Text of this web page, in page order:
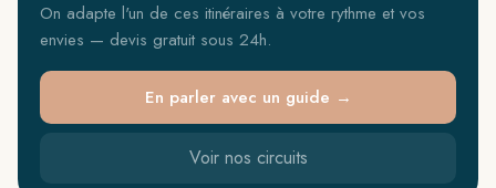
On adapte l'un de ces itinéraires à votre rythme et vos
envies — devis gratuit sous 24h.
En parler avec un guide →
Voir nos circuits